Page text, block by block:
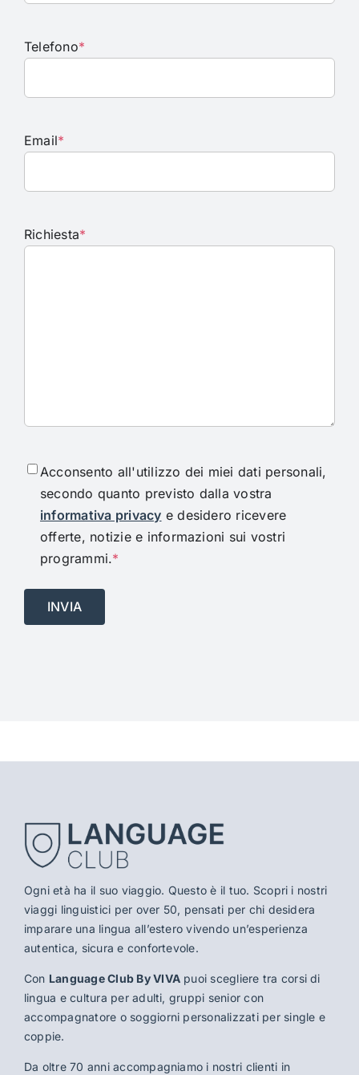
Telefono*
Email*
Richiesta*
Consenso*
Acconsento all'utilizzo dei miei dati personali,
secondo quanto previsto dalla vostra
informativa privacy e desidero ricevere
offerte, notizie e informazioni sui vostri
programmi.*
Ogni età ha il suo viaggio. Questo è il tuo. Scopri i nostri
viaggi linguistici per over 50, pensati per chi desidera
imparare una lingua all’estero vivendo un’esperienza
autentica, sicura e confortevole.
Con Language Club By VIVA puoi scegliere tra corsi di
lingua e cultura per adulti, gruppi senior con
accompagnatore o soggiorni personalizzati per single e
coppie.
Da oltre 70 anni accompagniamo i nostri clienti in